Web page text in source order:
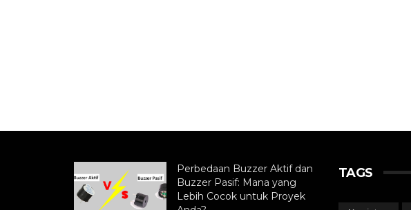
Perbedaan Buzzer Aktif dan
Buzzer Pasif: Mana yang
Lebih Cocok untuk Proyek
TAGS